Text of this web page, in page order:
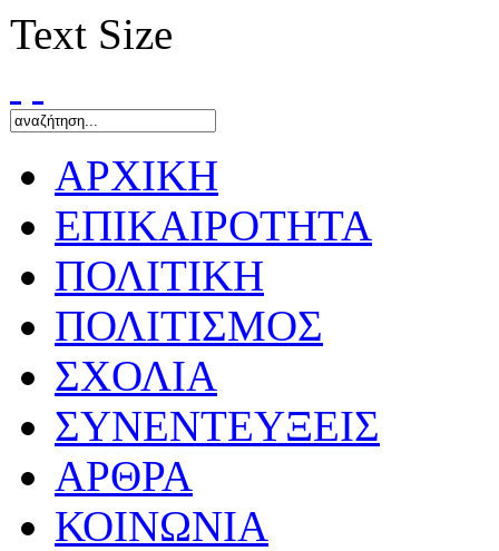
Text Size
ΑΡΧΙΚΗ
ΕΠΙΚΑΙΡΟΤΗΤΑ
ΠΟΛΙΤΙΚΗ
ΠΟΛΙΤΙΣΜΟΣ
ΣΧΟΛΙΑ
ΣΥΝΕΝΤΕΥΞΕΙΣ
ΑΡΘΡΑ
ΚΟΙΝΩΝΙΑ